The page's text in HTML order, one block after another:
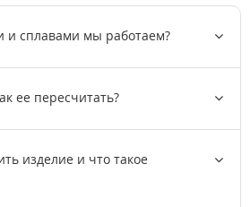
и сплавами мы работаем?
ее пересчитать?
изделие и что такое